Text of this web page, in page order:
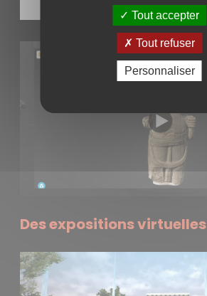
Des expositions virtuelles
Tout accepter
Tout refuser
Personnaliser